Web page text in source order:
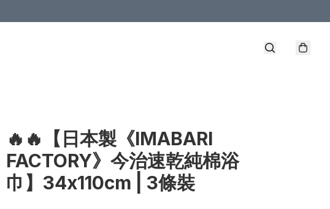
🔥🔥【日本製《IMABARI
FACTORY》今治速乾純棉浴
巾】34x110cm | 3條裝